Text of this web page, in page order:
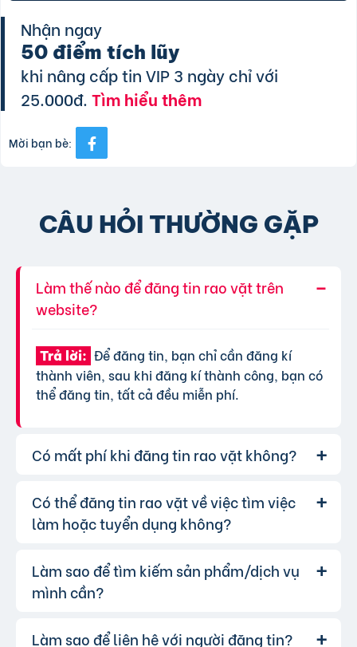
Nhận ngay
50 điểm tích lũy
khi nâng cấp tin VIP 3 ngày chỉ với
25.000đ.Tìm hiểu thêm
Mời bạn bè:
CÂU HỎI THƯỜNG GẶP
Làm thế nào để đăng tin rao vặt trên
website?
Trả lời: Để đăng tin, bạn chỉ cần đăng kí
thành viên, sau khi đăng kí thành công, bạn có
thể đăng tin, tất cả đều miễn phí.
Có mất phí khi đăng tin rao vặt không?
Trả lời: Chúng tôi cung cấp gói đăng tin miễn
phí cơ bản cho tất cả người dùng. Tuy nhiên, để
thị, bạn có thể lựa chọn các gói dịch vụ nâng
cấp với chi phí hợp lý, xem thêmphí dịch vụ tin
VIP.
Có thể đăng tin rao vặt về việc tìm việc
làm hoặc tuyển dụng không?
Trả lời: Hoàn toàn có thể. Website của chúng
tôi hỗ trợ đăng tin tuyển dụng và tìm việc làm.
đủ thông tin.
Làm sao để tìm kiếm sản phẩm/dịch vụ
mình cần?
Trả lời: Bạn có thể sử dụng công cụ tìm kiếm
Làm sao để liên hệ với người đăng tin?